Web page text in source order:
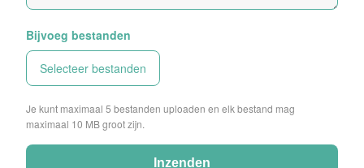
Bijvoeg bestanden
Selecteer bestanden
Je kunt maximaal 5 bestanden uploaden en elk bestand mag
maximaal 10 MB groot zijn.
Inzenden